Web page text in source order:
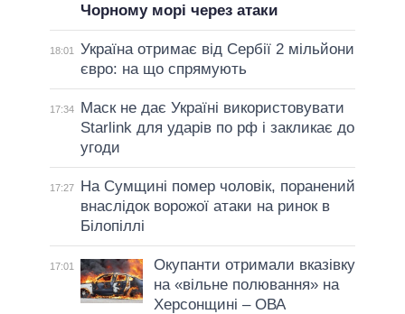
Чорному морі через атаки
18:01
Україна отримає від Сербії 2 мільйони
євро: на що спрямують
17:34
Маск не дає Україні використовувати
Starlink для ударів по рф і закликає до
угоди
17:27
На Сумщині помер чоловік, поранений
внаслідок ворожої атаки на ринок в
Білопіллі
17:01
Окупанти отримали вказівку
на «вільне полювання» на
Херсонщині – ОВА